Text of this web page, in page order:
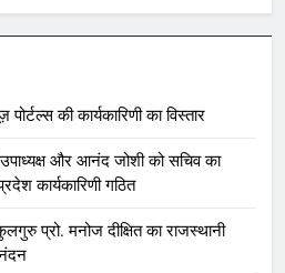
की कार्यकारिणी का विस्तार
उपाध्यक्ष और आनंद जोशी को सचिव का
कार्यकारिणी गठित
प्रो. मनोज दीक्षित का राजस्थानी